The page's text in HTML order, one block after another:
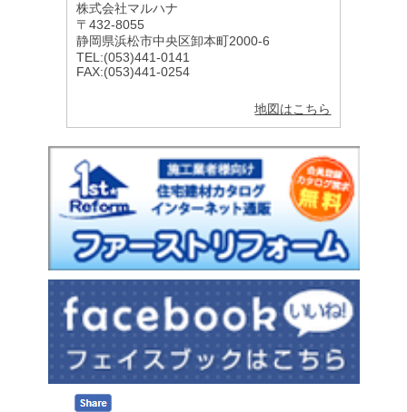
株式会社マルハナ
〒432-8055
静岡県浜松市中央区卸本町2000-6
TEL:(053)441-0141
FAX:(053)441-0254
地図はこちら